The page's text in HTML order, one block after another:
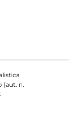
(aut. n.